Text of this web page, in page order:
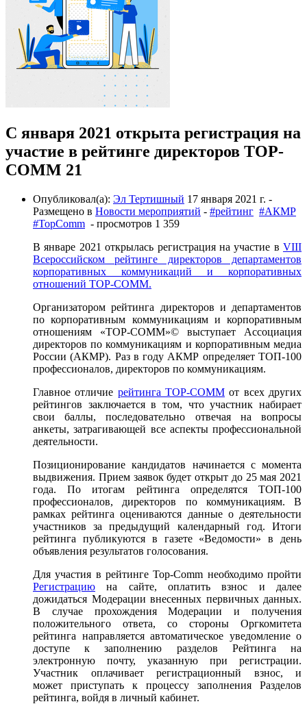
С января 2021 открыта регистрация на
участие в рейтинге директоров TOP-
COMM 21
Опубликовал(а): Эл Тертишный 17 января 2021 г. -
Размещено в Новости мероприятий - #рейтинг #АКМР
#TopComm - просмотров 1 359
В январе 2021 открылась регистрация на участие в VIII
Всероссийском рейтинге директоров департаментов
корпоративных коммуникаций и корпоративных
отношений TOP-COMM.
Организатором рейтинга директоров и департаментов
по корпоративным коммуникациям и корпоративным
отношениям «TOP-COMM»© выступает Ассоциация
директоров по коммуникациям и корпоративным медиа
России (АКМР). Раз в году АКМР определяет ТОП-100
профессионалов, директоров по коммуникациям.
Главное отличие рейтинга TOP-COMM от всех других
рейтингов заключается в том, что участник набирает
свои баллы, последовательно отвечая на вопросы
анкеты, затрагивающей все аспекты профессиональной
деятельности.
Позиционирование кандидатов начинается с момента
выдвижения. Прием заявок будет открыт до 25 мая 2021
года. По итогам рейтинга определятся ТОП-100
профессионалов, директоров по коммуникациям. В
рамках рейтинга оцениваются данные о деятельности
участников за предыдущий календарный год. Итоги
рейтинга публикуются в газете «Ведомости» в день
объявления результатов голосования.
Для участия в рейтинге Top-Comm необходимо пройти
Регистрацию на сайте, оплатить взнос и далее
дожидаться Модерации внесенных первичных данных.
В случае прохождения Модерации и получения
положительного ответа, со стороны Оргкомитета
рейтинга направляется автоматическое уведомление о
доступе к заполнению разделов Рейтинга на
электронную почту, указанную при регистрации.
Участник оплачивает регистрационный взнос, и
может приступать к процессу заполнения Разделов
рейтинга, войдя в личный кабинет.